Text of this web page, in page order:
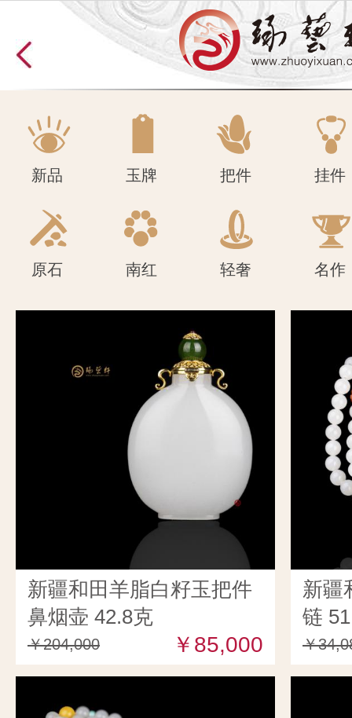
原石 南红 轻奢 名作
新品 玉牌 把件 挂件
原石 南红 轻奢 名作
新疆和田羊脂白籽玉把件
鼻烟壶 42.8克
￥204,000 ￥85,000
新疆
链
￥